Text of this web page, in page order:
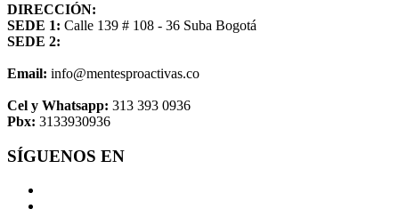
DIRECCIÓN:
SEDE 1: Calle 139 # 108 - 36 Suba Bogotá
SEDE 2:
Email: info@mentesproactivas.co
Cel y Whatsapp: 313 393 0936
Pbx: 3133930936
SÍGUENOS EN